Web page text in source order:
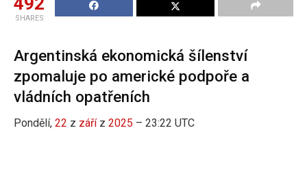
SHARES
Argentinská ekonomická šílenství
zpomaluje po americké podpoře a
vládních opatřeních
Pondělí, 22 z záříz 2025 – 23:22 UTC